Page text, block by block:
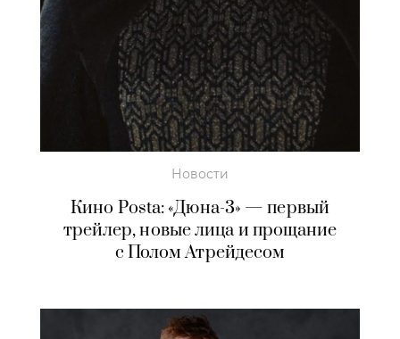
Новости
Кино Posta: «Дюна-3» — первый
трейлер, новые лица и прощание
с Полом Атрейдесом